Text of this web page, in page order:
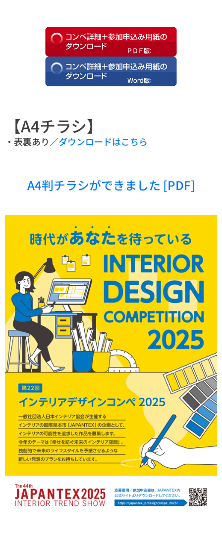
【A4チラシ】
・表裏あり／ダウンロードはこちら
A4判チラシができました [PDF]
主催
一般社団法人日本インテリア協会
〒105-0012 東京都港区芝大門2-1-17 朝川ビル２階
03-3433-4521
Menu
HOME
JAPANTEXについて
ご出展
NEWS
お問い合わせ
旧サイト（2024）
English
来場について